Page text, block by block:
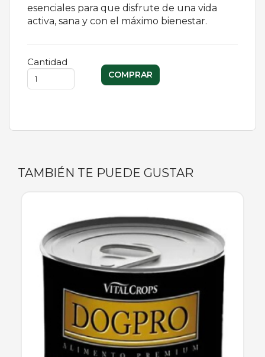
esenciales para que disfrute de una vida
activa, sana y con el máximo bienestar.
Cantidad
TAMBIÉN TE PUEDE GUSTAR